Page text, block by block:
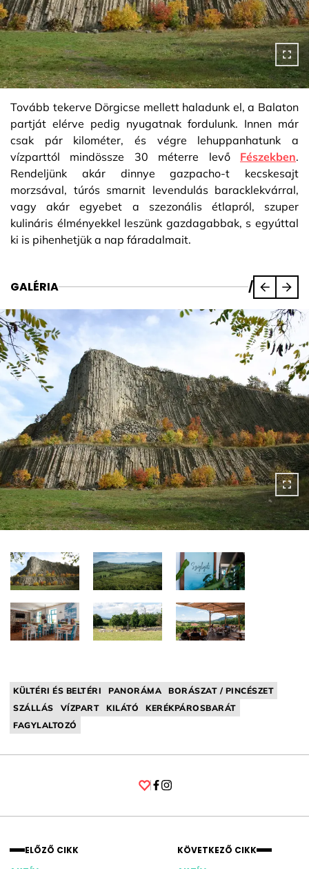
Tovább tekerve Dörgicse mellett haladunk el, a Balaton
partját elérve pedig nyugatnak fordulunk. Innen már
csak pár kilométer, és végre lehuppanhatunk a
vízparttól mindössze 30 méterre levő Fészekben.
Rendeljünk akár dinnye gazpacho-t kecskesajt
morzsával, túrós smarnit levendulás baracklekvárral,
vagy akár egyebet a szezonális étlapról, szuper
kulináris élményekkel leszünk gazdagabbak, s egyúttal
ki is pihenhetjük a nap fáradalmait.
GALÉRIA /
KÜLTÉRI ÉS BELTÉRI PANORÁMA
BORÁSZAT / PINCÉSZET
SZÁLLÁS
VÍZPART KILÁTÓ
KERÉKPÁROSBARÁT
FAGYLALTOZÓ
ELŐZŐ CIKK
KÖVETKEZŐ CIKK